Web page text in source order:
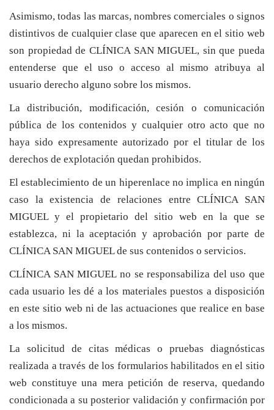
Asimismo, todas las marcas, nombres comerciales o signos
distintivos de cualquier clase que aparecen en el sitio web
son propiedad de CLÍNICA SAN MIGUEL, sin que pueda
entenderse que el uso o acceso al mismo atribuya al
usuario derecho alguno sobre los mismos.
La distribución, modificación, cesión o comunicación
pública de los contenidos y cualquier otro acto que no
haya sido expresamente autorizado por el titular de los
derechos de explotación quedan prohibidos.
El establecimiento de un hiperenlace no implica en ningún
caso la existencia de relaciones entre CLÍNICA SAN
MIGUEL y el propietario del sitio web en la que se
establezca, ni la aceptación y aprobación por parte de
CLÍNICA SAN MIGUEL de sus contenidos o servicios.
CLÍNICA SAN MIGUEL no se responsabiliza del uso que
cada usuario les dé a los materiales puestos a disposición
en este sitio web ni de las actuaciones que realice en base
a los mismos.
La solicitud de citas médicas o pruebas diagnósticas
realizada a través de los formularios habilitados en el sitio
web constituye una mera petición de reserva, quedando
condicionada a su posterior validación y confirmación por